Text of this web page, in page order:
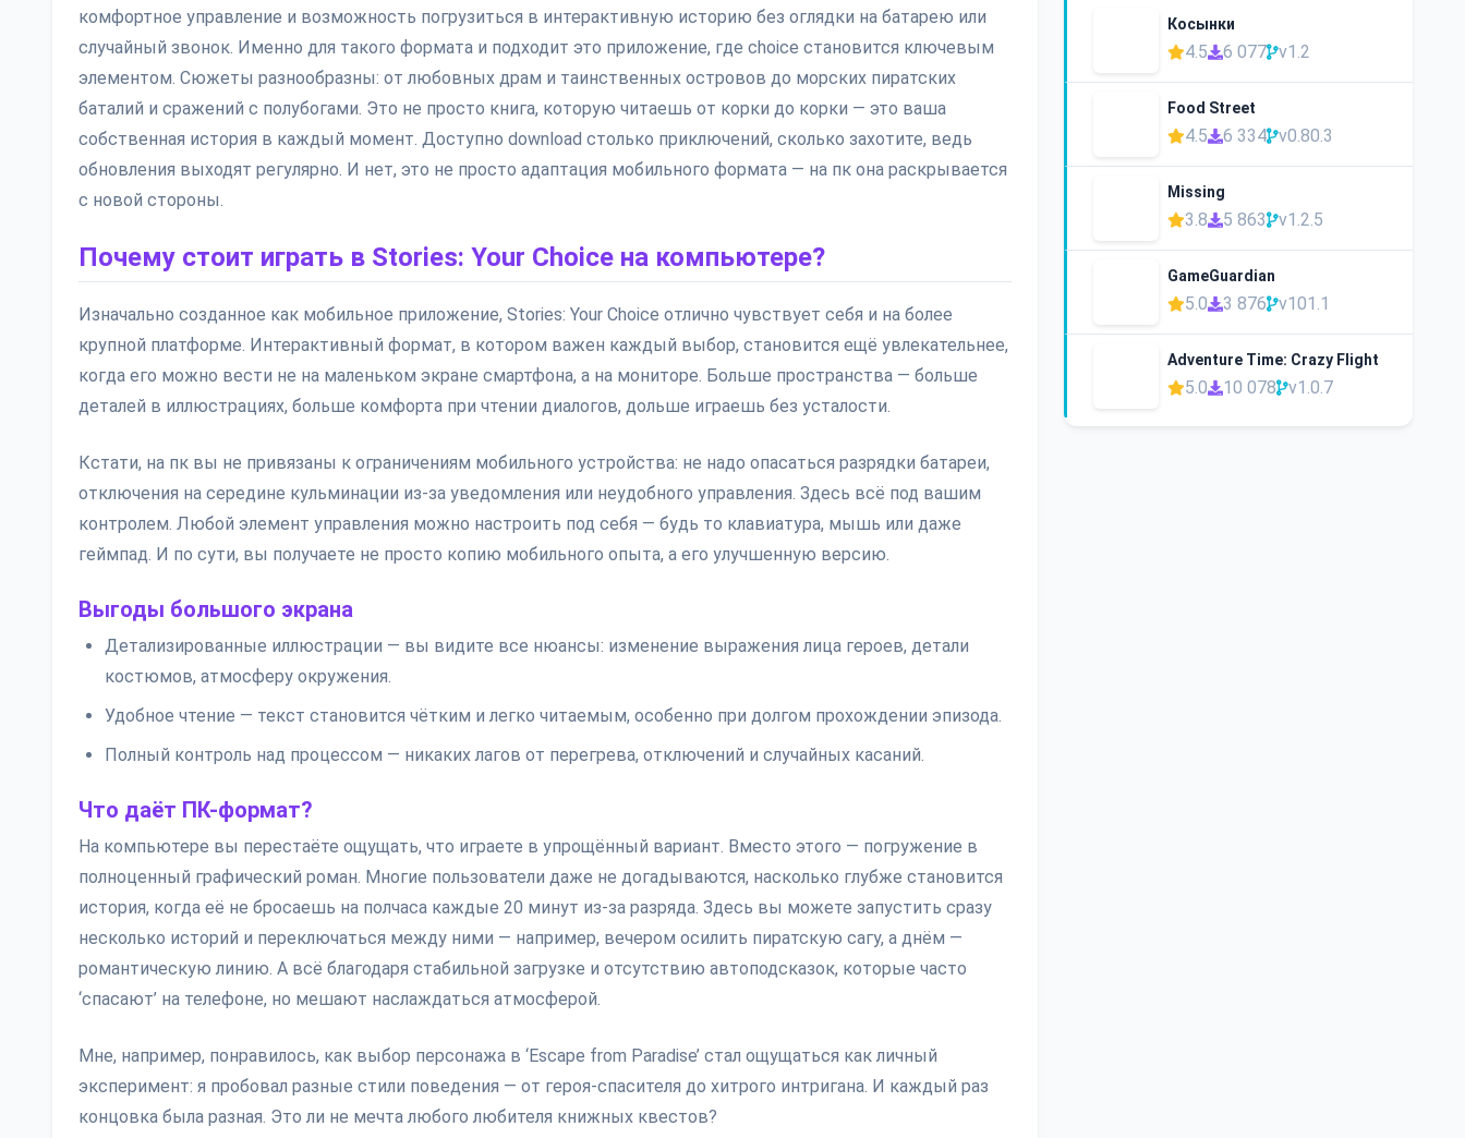
комфортное управление и возможность погрузиться в интерактивную историю без оглядки на батарею или
случайный звонок. Именно для такого формата и подходит это приложение, где choice становится ключевым
элементом. Сюжеты разнообразны: от любовных драм и таинственных островов до морских пиратских
баталий и сражений с полубогами. Это не просто книга, которую читаешь от корки до корки — это ваша
собственная история в каждый момент. Доступно download столько приключений, сколько захотите, ведь
обновления выходят регулярно. И нет, это не просто адаптация мобильного формата — на пк она раскрывается
с новой стороны.
Почему стоит играть в Stories: Your Choice на компьютере?
Изначально созданное как мобильное приложение, Stories: Your Choice отлично чувствует себя и на более
крупной платформе. Интерактивный формат, в котором важен каждый выбор, становится ещё увлекательнее,
когда его можно вести не на маленьком экране смартфона, а на мониторе. Больше пространства — больше
деталей в иллюстрациях, больше комфорта при чтении диалогов, дольше играешь без усталости.
Кстати, на пк вы не привязаны к ограничениям мобильного устройства: не надо опасаться разрядки батареи,
отключения на середине кульминации из-за уведомления или неудобного управления. Здесь всё под вашим
контролем. Любой элемент управления можно настроить под себя — будь то клавиатура, мышь или даже
геймпад. И по сути, вы получаете не просто копию мобильного опыта, а его улучшенную версию.
Выгоды большого экрана
Детализированные иллюстрации — вы видите все нюансы: изменение выражения лица героев, детали
костюмов, атмосферу окружения.
Удобное чтение — текст становится чётким и легко читаемым, особенно при долгом прохождении эпизода.
Полный контроль над процессом — никаких лагов от перегрева, отключений и случайных касаний.
Что даёт ПК-формат?
На компьютере вы перестаёте ощущать, что играете в упрощённый вариант. Вместо этого — погружение в
полноценный графический роман. Многие пользователи даже не догадываются, насколько глубже становится
история, когда её не бросаешь на полчаса каждые 20 минут из-за разряда. Здесь вы можете запустить сразу
несколько историй и переключаться между ними — например, вечером осилить пиратскую сагу, а днём —
романтическую линию. А всё благодаря стабильной загрузке и отсутствию автоподсказок, которые часто
‘спасают’ на телефоне, но мешают наслаждаться атмосферой.
Мне, например, понравилось, как выбор персонажа в ‘Escape from Paradise’ стал ощущаться как личный
эксперимент: я пробовал разные стили поведения — от героя-спасителя до хитрого интригана. И каждый раз
концовка была разная. Это ли не мечта любого любителя книжных квестов?
Косынки
4.5 6 077 v1.2
Food Street
4.5 6 334 v0.80.3
Missing
3.8 5 863 v1.2.5
GameGuardian
5.0 3 876 v101.1
Adventure Time: Crazy Flight
5.0 10 078 v1.0.7